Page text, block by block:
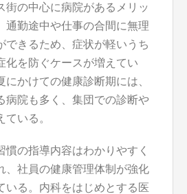
街の中心に病院があるメリッ
通勤途中や仕事の合間に無理
できるため、症状が軽いうち
化を防ぐケースが増えてい
にかけての健康診断期には、
病院も多く、集団での診断や
いる。
慣の指導内容はわかりやすく
、社員の健康管理体制が強化
いる。内科をはじめとする医